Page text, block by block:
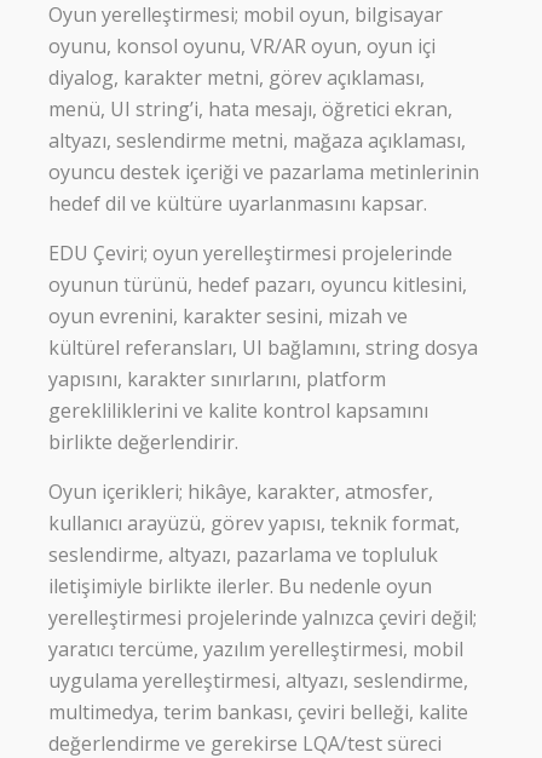
Oyun yerelleştirmesi; mobil oyun, bilgisayar
oyunu, konsol oyunu, VR/AR oyun, oyun içi
diyalog, karakter metni, görev açıklaması,
menü, UI string’i, hata mesajı, öğretici ekran,
altyazı, seslendirme metni, mağaza açıklaması,
oyuncu destek içeriği ve pazarlama metinlerinin
hedef dil ve kültüre uyarlanmasını kapsar.
EDU Çeviri; oyun yerelleştirmesi projelerinde
oyunun türünü, hedef pazarı, oyuncu kitlesini,
oyun evrenini, karakter sesini, mizah ve
kültürel referansları, UI bağlamını, string dosya
yapısını, karakter sınırlarını, platform
gerekliliklerini ve kalite kontrol kapsamını
birlikte değerlendirir.
Oyun içerikleri; hikâye, karakter, atmosfer,
kullanıcı arayüzü, görev yapısı, teknik format,
seslendirme, altyazı, pazarlama ve topluluk
iletişimiyle birlikte ilerler. Bu nedenle oyun
yerelleştirmesi projelerinde yalnızca çeviri değil;
yaratıcı tercüme, yazılım yerelleştirmesi, mobil
uygulama yerelleştirmesi, altyazı, seslendirme,
multimedya, terim bankası, çeviri belleği, kalite
değerlendirme ve gerekirse LQA/test süreci